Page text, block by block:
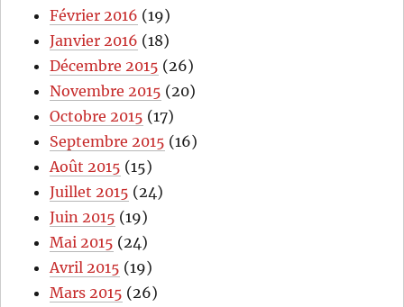
Février 2016 (19)
Janvier 2016 (18)
Décembre 2015 (26)
Novembre 2015 (20)
Octobre 2015 (17)
Septembre 2015 (16)
Août 2015 (15)
Juillet 2015 (24)
Juin 2015 (19)
Mai 2015 (24)
Avril 2015 (19)
Mars 2015 (26)